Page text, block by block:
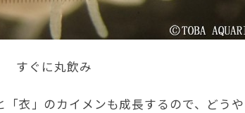
すぐに丸飲み
衣」のカイメンも成長するので、どう